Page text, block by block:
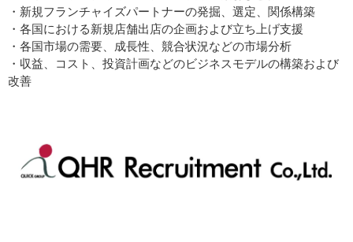
・新規フランチャイズパートナーの発掘、選定、関係構築
・各国における新規店舗出店の企画および立ち上げ支援
・各国市場の需要、成長性、競合状況などの市場分析
・収益、コスト、投資計画などのビジネスモデルの構築および
改善